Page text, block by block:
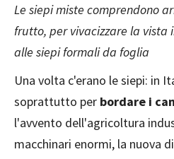
Le siepi miste comprendono
frutto, per vivacizzare la vista
alle siepi formali da foglia
Una volta c'erano le siepi: in
soprattutto per bordare i
l'avvento dell'agricoltura
macchinari enormi, la nuova